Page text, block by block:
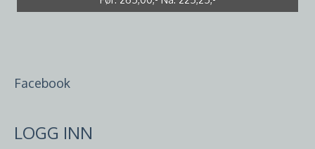
Før:99,00,-Nå:89,10,-
Før:10,00,-Nå:7,00,-
Facebook
LOGG INN